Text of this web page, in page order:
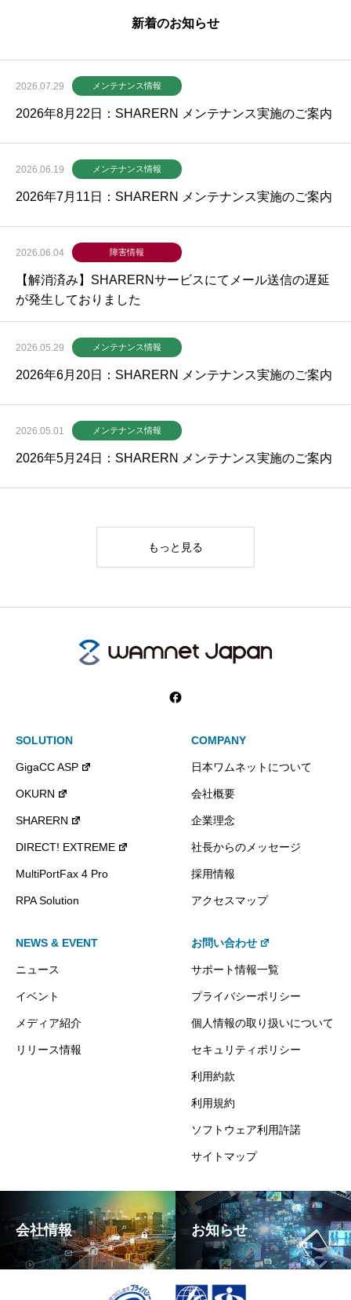
新着のお知らせ
2026.07.29 メンテナンス情報
2026年8月22日：SHARERN メンテナンス実施のご案内
2026.06.19 メンテナンス情報
2026年7月11日：SHARERN メンテナンス実施のご案内
2026.06.04 障害情報
【解消済み】SHARERNサービスにてメール送信の遅延
が発生しておりました
2026.05.29 メンテナンス情報
2026年6月20日：SHARERN メンテナンス実施のご案内
2026.05.01 メンテナンス情報
2026年5月24日：SHARERN メンテナンス実施のご案内
もっと見る
SOLUTION
GigaCC ASP
OKURN
SHARERN
DIRECT! EXTREME
MultiPortFax 4 Pro
RPA Solution
COMPANY
日本ワムネットについて
会社概要
企業理念
社長からのメッセージ
採用情報
アクセスマップ
NEWS & EVENT
ニュース
イベント
メディア紹介
リリース情報
お問い合わせ
サポート情報一覧
プライバシーポリシー
個人情報の取り扱いについて
セキュリティポリシー
利用約款
利用規約
ソフトウェア利用許諾
サイトマップ
会社情報 お知らせ